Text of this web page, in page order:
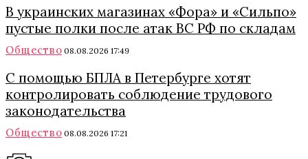
В украинских магазинах «Фора» и «Сильпо»
пустые полки после атак ВС РФ по складам
Общество 08.08.2026 17:49
С помощью БПЛА в Петербурге хотят
контролировать соблюдение трудового
законодательства
Общество 08.08.2026 17:21